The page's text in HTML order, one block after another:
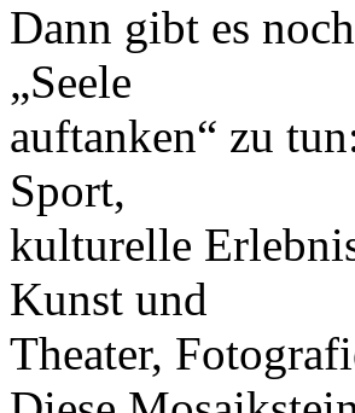
Dann gibt es
„Seele
auftanken“ zu
Sport,
kulturelle
Kunst und
Theater,